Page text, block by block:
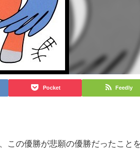
Pocket Feedly
この優勝が悲願の優勝だったこと